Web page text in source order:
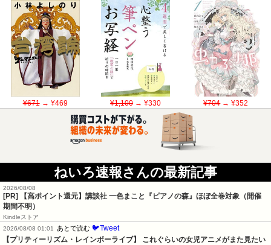
¥671→ ¥469 ¥1,100→ ¥330 ¥704→ ¥352
ねいろ速報さんの最新記事
2026/08/08
[PR]
【高ポイント還元】講談社 一色まこと『ピアノの森』ほぼ全巻対象（開催
期間不明）
Kindleストア
2026/08/08 01:01
あとで読む 🐦Tweet
【プリティーリズム・レインボーライブ】 これぐらいの女児アニメがまた見たい